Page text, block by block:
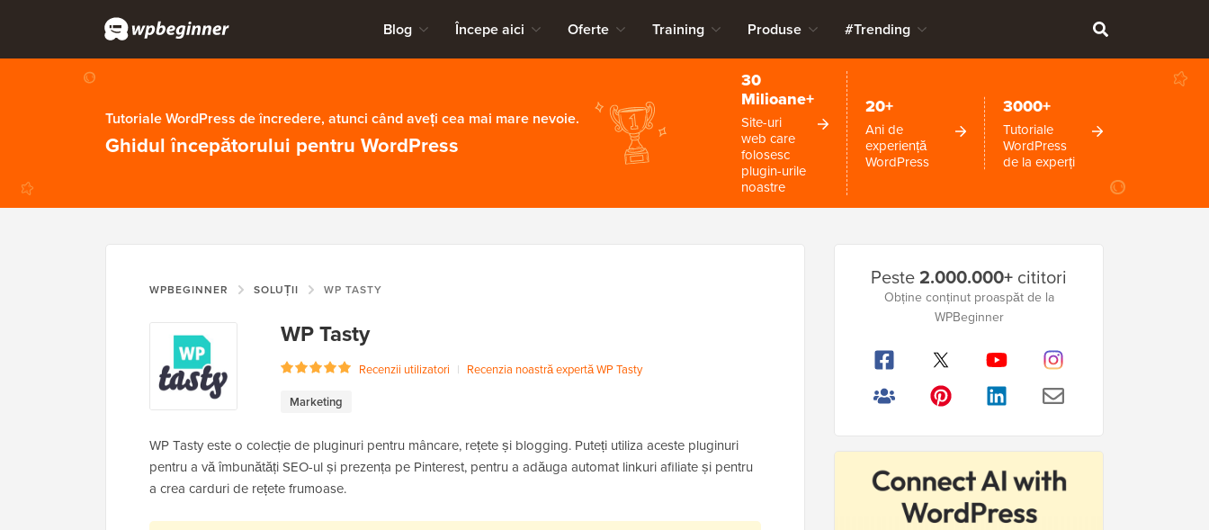
Blog Începe aici Oferte Training Produse #Trending
Tutoriale WordPress de încredere, atunci când aveți cea mai mare nevoie.
Ghidul începătorului pentru WordPress
30
Milioane+
Site-uri
web care
folosesc
plugin-urile
noastre
20+
Ani de
experiență
WordPress
3000+
Tutoriale
WordPress
de la experți
WPBEGINNER SOLUȚII WP TASTY
WP Tasty
Recenzii utilizatori | Recenzia noastră expertă WP Tasty
Marketing
WP Tasty este o colecție de pluginuri pentru mâncare, rețete și blogging. Puteți utiliza aceste pluginuri
pentru a vă îmbunătăți SEO-ul și prezența pe Pinterest, pentru a adăuga automat linkuri afiliate și pentru
a crea carduri de rețete frumoase.
laterală
Peste2.000.000+ cititori
Obține conținut proaspăt de la
WPBeginner